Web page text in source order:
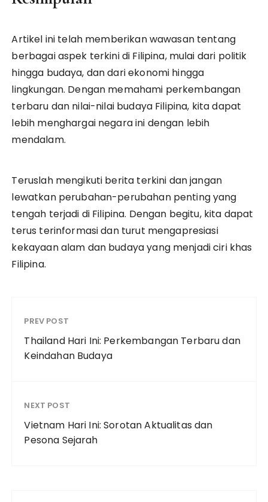
Artikel ini telah memberikan wawasan tentang
berbagai aspek terkini di Filipina, mulai dari politik
hingga budaya, dan dari ekonomi hingga
lingkungan. Dengan memahami perkembangan
terbaru dan nilai-nilai budaya Filipina, kita dapat
lebih menghargai negara ini dengan lebih
mendalam.
Teruslah mengikuti berita terkini dan jangan
lewatkan perubahan-perubahan penting yang
tengah terjadi di Filipina. Dengan begitu, kita dapat
terus terinformasi dan turut mengapresiasi
kekayaan alam dan budaya yang menjadi ciri khas
Filipina.
PREV POST
Thailand Hari Ini: Perkembangan Terbaru dan
Keindahan Budaya
NEXT POST
Vietnam Hari Ini: Sorotan Aktualitas dan
Pesona Sejarah